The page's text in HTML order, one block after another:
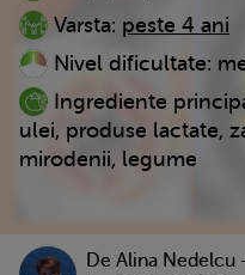
Varsta: peste 4 ani
Nivel dificultate:
Ingrediente
ulei, produse lactate,
mirodenii, legume
De Alina Nedelcu